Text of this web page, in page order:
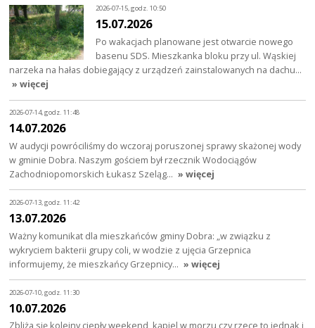
2026-07-15, godz. 10:50
15.07.2026
Po wakacjach planowane jest otwarcie nowego
basenu SDS. Mieszkanka bloku przy ul. Wąskiej
narzeka na hałas dobiegający z urządzeń zainstalowanych na dachu…
» więcej
2026-07-14, godz. 11:48
14.07.2026
W audycji powróciliśmy do wczoraj poruszonej sprawy skażonej wody
w gminie Dobra. Naszym gościem był rzecznik Wodociągów
Zachodniopomorskich Łukasz Szeląg… » więcej
2026-07-13, godz. 11:42
13.07.2026
Ważny komunikat dla mieszkańców gminy Dobra: „w związku z
wykryciem bakterii grupy coli, w wodzie z ujęcia Grzepnica
informujemy, że mieszkańcy Grzepnicy… » więcej
2026-07-10, godz. 11:30
10.07.2026